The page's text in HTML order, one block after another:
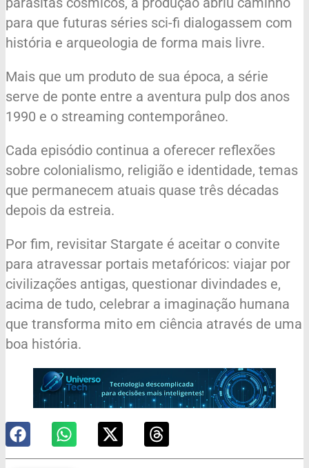
para que futuras séries sci-fi dialogassem com
história e arqueologia de forma mais livre.
Mais que um produto de sua época, a série
serve de ponte entre a aventura pulp dos anos
1990 e o streaming contemporâneo.
Cada episódio continua a oferecer reflexões
sobre colonialismo, religião e identidade, temas
que permanecem atuais quase três décadas
depois da estreia.
Por fim, revisitar Stargate é aceitar o convite
para atravessar portais metafóricos: viajar por
civilizações antigas, questionar divindades e,
acima de tudo, celebrar a imaginação humana
que transforma mito em ciência através de uma
boa história.